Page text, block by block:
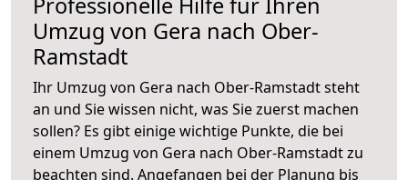
Umzug von Gera nach Ober-
Ramstadt
Ihr Umzug von Gera nach Ober-Ramstadt steht
an und Sie wissen nicht, was Sie zuerst machen
sollen? Es gibt einige wichtige Punkte, die bei
einem Umzug von Gera nach Ober-Ramstadt zu
beachten sind. Angefangen bei der Planung bis